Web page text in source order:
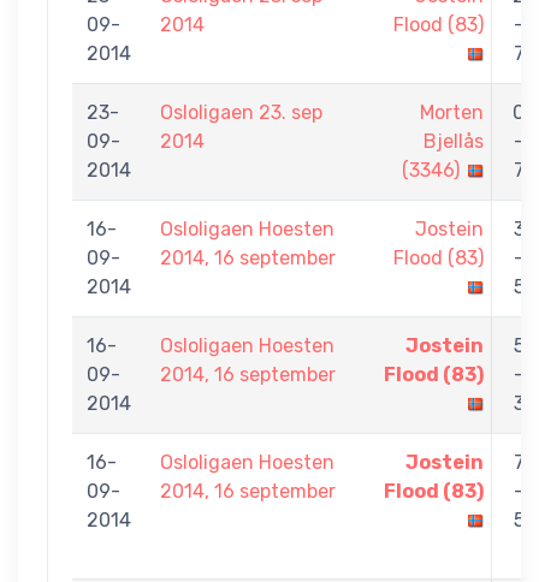
09-
2014
2014
Flood (83)
-
7
23-
09-
2014
Osloligaen 23. sep
2014
Morten
Bjellås
(3346)
0
-
7
16-
09-
2014
Osloligaen Hoesten
2014, 16 september
Jostein
Flood (83)
3
-
5
16-
09-
2014
Osloligaen Hoesten
2014, 16 september
Jostein
Flood (83)
5
-
3
16-
09-
2014
Osloligaen Hoesten
2014, 16 september
Jostein
Flood (83)
7
-
5